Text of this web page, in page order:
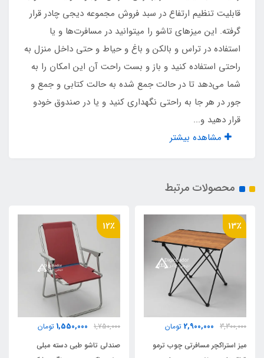
42 سانت
وزن
3 کیلو
قابلیت تنظیم ارتفاع در سبد فروش مجموعه دیجی چادر قرار
گرفته. این میزهای تاشو را میتوانید در مسافرت‌ها و یا
استفاده در تراس و بالکن و باغ و حیاط و حتی داخل منزل به
راحتی استفاده کنید و باز و بست راحت آن این امکان را به
شما می‌دهد تا در حالت جمع شده به حالت کتابی و جمع و
جور در هر جا به راحتی نگهداری کنید و یا در صندوق خودو
قرار دهید و...
مشاهده بیشتر
محصولات مرتبط
13٪
3,300,000
2,900,000 تومان
میز استراکچر مسافرتی چوب ترمو
12٪
1,750,000
1,550,000 تومان
صندلی تاشو طبی دسته مبلی